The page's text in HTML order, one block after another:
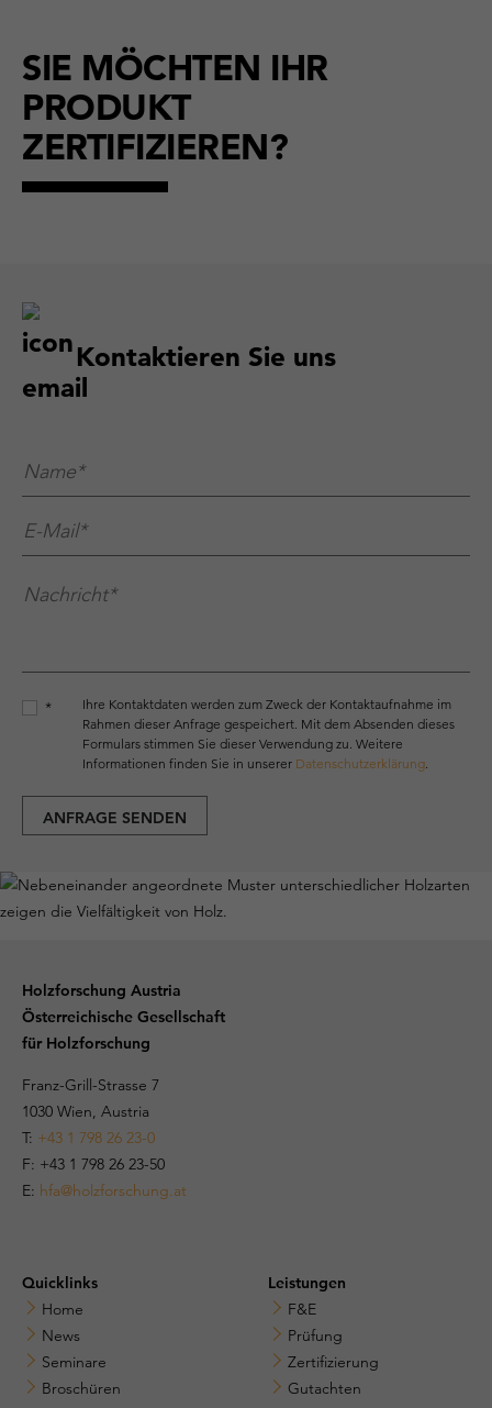
SIE MÖCHTEN IHR
PRODUKT
ZERTIFIZIEREN?
Kontaktieren Sie uns
Name**
E-Mail**
Nachricht**
*
Ihre Kontaktdaten werden zum Zweck der Kontaktaufnahme im
Rahmen dieser Anfrage gespeichert. Mit dem Absenden dieses
Formulars stimmen Sie dieser Verwendung zu. Weitere
Informationen finden Sie in unserer Datenschutzerklärung.
ANFRAGE SENDEN
Holzforschung Austria
Österreichische Gesellschaft
für Holzforschung
Franz-Grill-Strasse 7
1030 Wien, Austria
T: +43 1 798 26 23-0
​​F: +43 1 798 26 23-50
E: hfa@holzforschung.at
Quicklinks
Home
News
Seminare
Broschüren
Leistungen
F&E
Prüfung
Zertifizierung
Gutachten